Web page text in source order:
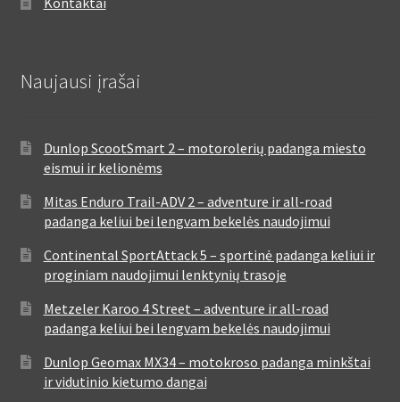
Naujausi įrašai
Dunlop ScootSmart 2 – motorolerių padanga miesto
eismui ir kelionėms
Mitas Enduro Trail-ADV 2 – adventure ir all-road
padanga keliui bei lengvam bekelės naudojimui
Continental SportAttack 5 – sportinė padanga keliui ir
proginiam naudojimui lenktynių trasoje
Metzeler Karoo 4 Street – adventure ir all-road
padanga keliui bei lengvam bekelės naudojimui
Dunlop Geomax MX34 – motokroso padanga minkštai
ir vidutinio kietumo dangai